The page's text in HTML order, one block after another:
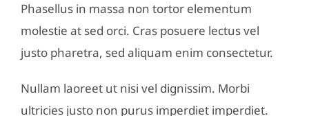
Phasellus in massa non tortor elementum
molestie at sed orci. Cras posuere lectus vel
justo pharetra, sed aliquam enim consectetur.
Nullam laoreet ut nisi vel dignissim. Morbi
ultricies justo non purus imperdiet imperdiet.